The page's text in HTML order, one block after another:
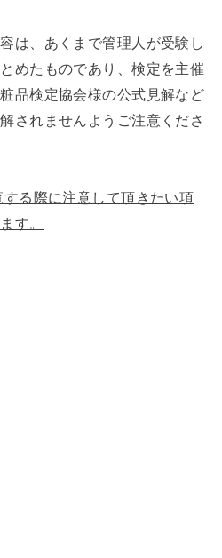
は、あくまで管理人が受験し
めたものであり、検定を主催
品検定協会様の公式見解など
されませんようご注意くださ
る際に注意して頂きたい項
す。